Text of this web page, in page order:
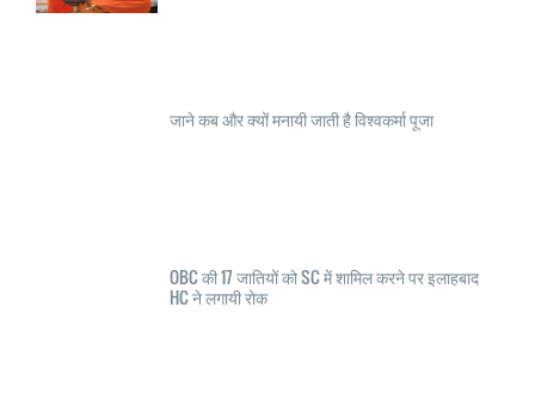
जाने कब और क्यों मनायी जाती है विश्वकर्मा पूजा
OBC की 17 जातियों को SC में शामिल करने पर इलाहबाद
HC ने लगायी रोक